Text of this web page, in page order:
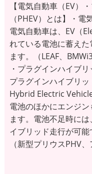
【電気自動車（EV）
（PHEV）とは】・電
電気自動車は、EV（
れている電池に蓄え
ます。（LEAF、
・プラグインハイブリ
プラグインハイブリ
Hybrid Electric
電池のほかにエンジ
ます。電池不足時に
イブリッド走行が可能
（新型プリウスPHV